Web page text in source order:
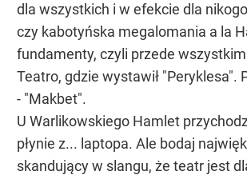
dla wszystkich i w efekcie dla
czy kabotyńska megalomania a la
fundamenty, czyli przede
Teatro, gdzie wystawił "Peryklesa".
- "Makbet".
U Warlikowskiego Hamlet
płynie z... laptopa. Ale bodaj
skandujący w slangu, że teatr jest